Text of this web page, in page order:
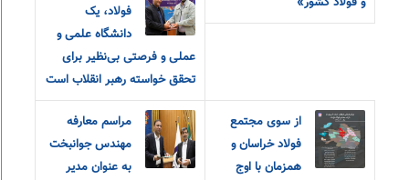
فولاد، یک
دانشگاه علمی و
عملی و فرصتی بی‌نظیر برای
تحقق خواسته رهبر انقلاب است
از سوی مجتمع
فولاد خراسان و
همزمان با اوج
مراسم معارفه
مهندس جوانبخت
به عنوان مدیر